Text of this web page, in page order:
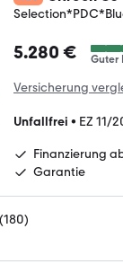
5.280 € Guter
Versicherung
Unfallfrei • EZ 11/
Finanzierung
Garantie
(180)